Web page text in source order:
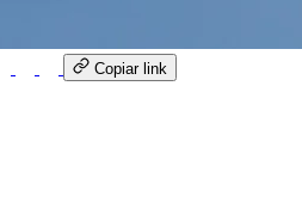
Copiar link